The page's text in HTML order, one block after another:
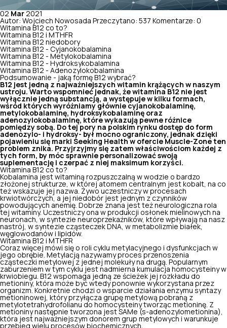
02 Mar 2021
Autor: Wojciech Nowosada Przeczytano: 537 Komentarze: 0
Witamina B12 co to?
Witamina B12 i MTHFR
Witamina B12 niedobory
Witamina B12 - Cyjanokobalamina
Witamina B12 - Metylokobalamina
Witamina B12 - Hydroksykobalamina
Witamina B12 - Adenozylokobalamina
Podsumowanie - jaką formę B12 wybrać?
B12 jest jedną z najważniejszych witamin krążących w naszym
ustroju. Warto wspomnieć jednak, że witamina B12 nie jest
wyłącznie jedną substancją, a występuje w kilku formach,
wśród których wyróżniamy głównie cyjanokobalaminę,
metylokobalaminę, hydroksykobalaminę oraz
adenozylokobalaminę, które wykazują pewne różnice
pomiędzy sobą. Do tej pory na polskim rynku dostęp do form
adenozylo- i hydroksy- był mocno ograniczony, jednak dzięki
pojawieniu się marki Seeking Health w ofercie Muscle-Zone ten
problem znika. Przyjrzyjmy się zatem właściwościom każdej z
tych form, by móc sprawnie personalizować swoją
suplementację i czerpać z niej maksimum korzyści.
Witamina B12 co to?
Kobalamina jest witaminą rozpuszczalną w wodzie o bardzo
złożonej strukturze, w której atomem centralnym jest kobalt, na co
też wskazuje jej nazwa. Żywo uczestniczy w procesach
krwiotwórczych, a jej niedobór jest jednym z czynników
powodujących anemię. Dobrze znana jest też neurologiczna rola
tej witaminy. Uczestniczy ona w produkcji osłonek mielinowych na
neuronach, w syntezie neuroprzekaźników, które wpływają na nasz
nastrój, w syntezie cząsteczek DNA, w metabolizmie białek,
węglowodanów i lipidów.
Witamina B12 i MTHFR
Coraz więcej mówi się o roli cyklu metylacyjnego i dysfunkcjach w
jego obrębie. Metylacją nazywamy proces przenoszenia
cząsteczki metylowej z jednej molekuły na drugą. Popularnym
zaburzeniem w tym cyklu jest nadmierna kumulacja homocysteiny w
krwiobiegu. B12 wspomaga jedną ze ścieżek jej rozkładu do
metioniny, która może być wtedy ponownie wykorzystana przez
organizm. Konkretnie chodzi o wsparcie działania enzymu syntazy
metioninowej, który przyłącza grupę metylową pobraną z
metylotetrahydrofolianu do homocysteiny tworząc metioninę. Z
metioniny następnie tworzona jest SAMe (s-adenozylometionina),
która jest najważniejszym donorem grup metylowych i warunkuje
przebieg wielu procesów biochemicznych.